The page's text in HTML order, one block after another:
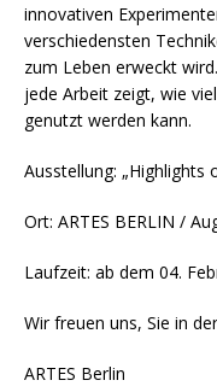
innovativen
verschiedensten
zum Leben erweckt
jede Arbeit zeigt, wie
genutzt werden kann.
Ausstellung: „Highlights
Ort: ARTES BERLIN /
Laufzeit: ab dem 04.
Wir freuen uns, Sie in
ARTES Berlin